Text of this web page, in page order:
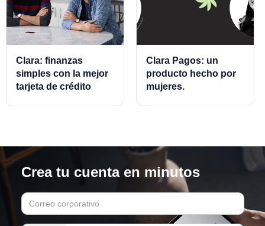
Clara: finanzas
simples con la mejor
tarjeta de crédito
Clara Pagos: un
producto hecho por
mujeres.
Crea tu cuenta en minutos